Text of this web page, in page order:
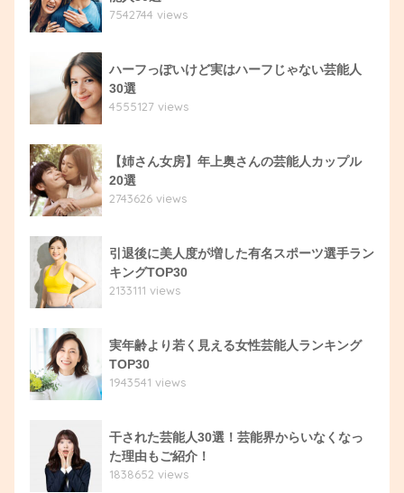
7542744 views
ハーフっぽいけど実はハーフじゃない芸能人
30選
4555127 views
【姉さん女房】年上奥さんの芸能人カップル
20選
2743626 views
引退後に美人度が増した有名スポーツ選手ラン
キングTOP30
2133111 views
実年齢より若く見える女性芸能人ランキング
TOP30
1943541 views
干された芸能人30選！芸能界からいなくなっ
た理由もご紹介！
1838652 views